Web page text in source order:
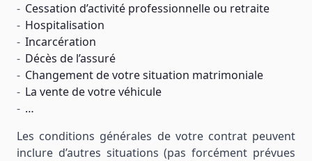
Cessation d’activité professionnelle ou retraite
Hospitalisation
Incarcération
Décès de l’assuré
Changement de votre situation matrimoniale
La vente de votre véhicule
…
Les conditions générales de votre contrat peuvent
inclure d’autres situations (pas forcément prévues